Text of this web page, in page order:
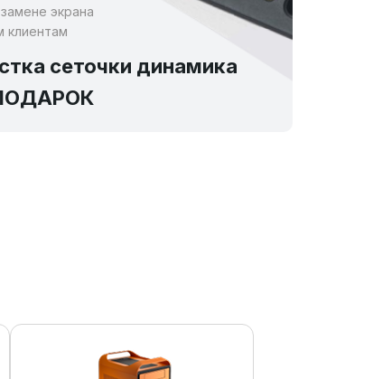
экрана
клиентам
сеточки динамика